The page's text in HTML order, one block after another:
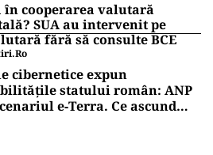
în cooperarea valutară
SUA au intervenit pe
fără să consulte BCE
cibernetice expun
statului român: ANP
e‑Terra. Ce ascund